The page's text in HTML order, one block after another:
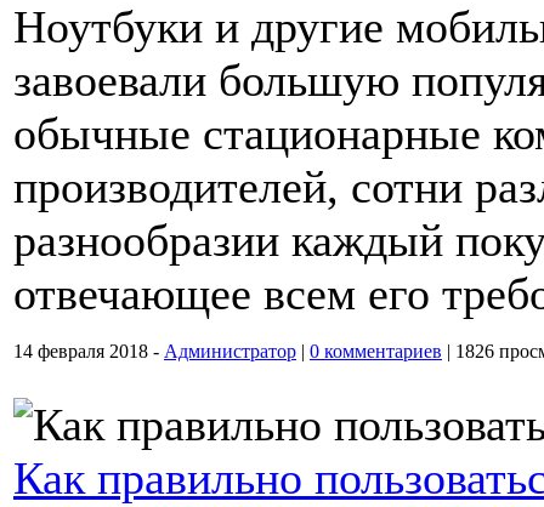
Ноутбуки и другие
завоевали большую
обычные стационарные
производителей, сотни
разнообразии каждый
отвечающее всем его
14 февраля 2018 - Администратор | 0 комментариев | 1826
Как правильно